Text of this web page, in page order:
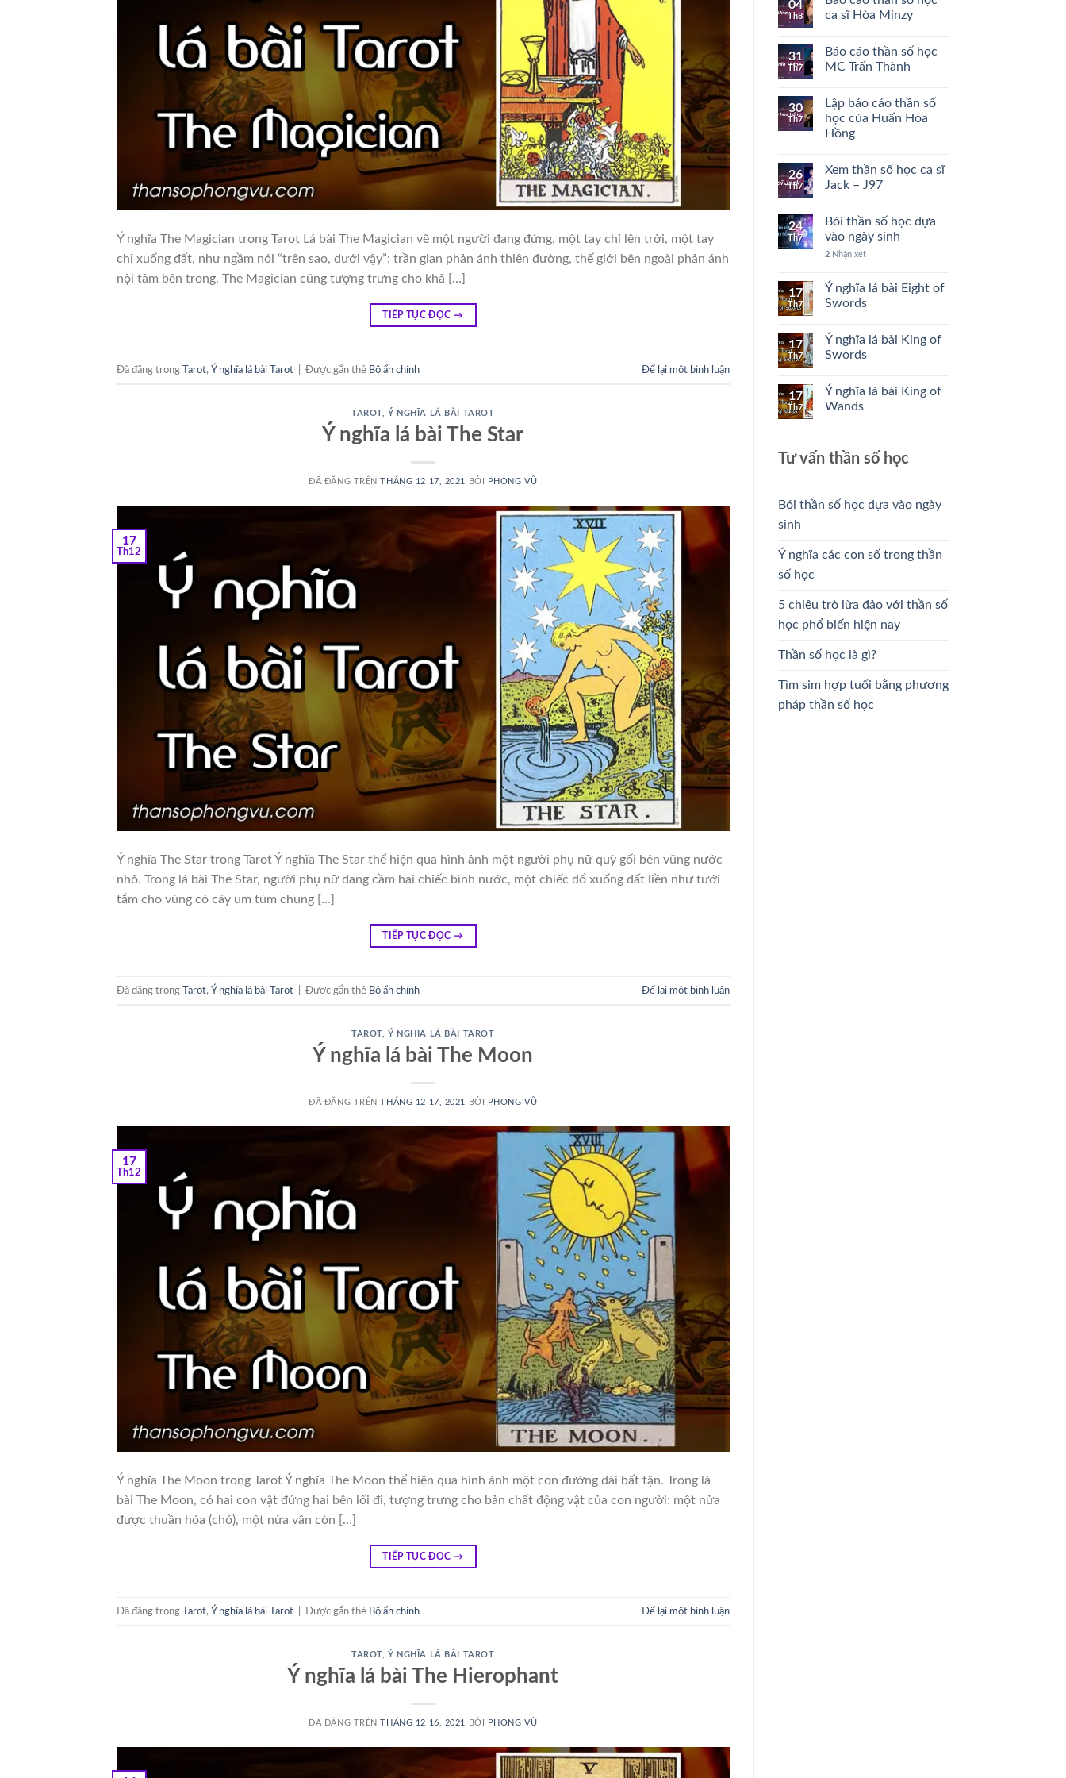
Ý nghĩa The Magician trong Tarot Lá bài The Magician vẽ một người đang đứng, một tay chỉ lên trời, một tay
chỉ xuống đất, như ngầm nói “trên sao, dưới vậy”: trần gian phản ánh thiên đường, thế giới bên ngoài phản ánh
nội tâm bên trong. The Magician cũng tượng trưng cho khả […]
TIẾP TỤC ĐỌC →
Đã đăng trong Tarot, Ý nghĩa lá bài Tarot Được gắn thẻ Bộ ẩn chính Để lại một bình luận
TAROT,Ý NGHĨA LÁ BÀI TAROT
Ý nghĩa lá bài The Star
ĐÃ ĐĂNG TRÊNTHÁNG 12 17, 2021 BỞI PHONG VŨ
17
Th12
Ý nghĩa The Star trong Tarot Ý nghĩa The Star thể hiện qua hình ảnh một người phụ nữ quỳ gối bên vũng nước
nhỏ. Trong lá bài The Star, người phụ nữ đang cầm hai chiếc bình nước, một chiếc đổ xuống đất liền như tưới
tắm cho vùng cỏ cây um tùm chung […]
TIẾP TỤC ĐỌC →
Đã đăng trong Tarot, Ý nghĩa lá bài Tarot Được gắn thẻ Bộ ẩn chính Để lại một bình luận
TAROT,Ý NGHĨA LÁ BÀI TAROT
Ý nghĩa lá bài The Moon
ĐÃ ĐĂNG TRÊNTHÁNG 12 17, 2021 BỞI PHONG VŨ
17
Th12
Ý nghĩa The Moon trong Tarot Ý nghĩa The Moon thể hiện qua hình ảnh một con đường dài bất tận. Trong lá
bài The Moon, có hai con vật đứng hai bên lối đi, tượng trưng cho bản chất động vật của con người: một nửa
được thuần hóa (chó), một nửa vẫn còn […]
TIẾP TỤC ĐỌC →
Đã đăng trong Tarot, Ý nghĩa lá bài Tarot Được gắn thẻ Bộ ẩn chính Để lại một bình luận
TAROT,Ý NGHĨA LÁ BÀI TAROT
Ý nghĩa lá bài The Hierophant
ĐÃ ĐĂNG TRÊNTHÁNG 12 16, 2021 BỞI PHONG VŨ
04
Th8
ca sĩ Hòa Minzy
31
Th7
Báo cáo thần số học
MC Trấn Thành
30
Th7
Lập báo cáo thần số
học của Huấn Hoa
Hồng
26
Th7
Xem thần số học ca sĩ
Jack – J97
24
Th7
Bói thần số học dựa
vào ngày sinh
2Nhận xét
17
Th7
Ý nghĩa lá bài Eight of
Swords
17
Th7
Ý nghĩa lá bài King of
Swords
17
Th7
Ý nghĩa lá bài King of
Wands
Tư vấn thần số học
Bói thần số học dựa vào ngày
sinh
Ý nghĩa các con số trong thần
số học
5 chiêu trò lừa đảo với thần số
học phổ biến hiện nay
Thần số học là gì?
Tìm sim hợp tuổi bằng phương
pháp thần số học